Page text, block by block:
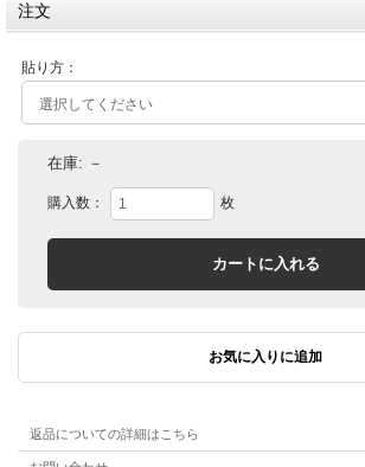
注文
貼り方：
在庫: －
購入数： 枚
返品についての詳細はこちら